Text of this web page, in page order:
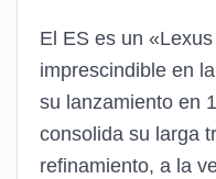
El ES es un
imprescindible en
su lanzamiento en
consolida su larga
refinamiento, a la